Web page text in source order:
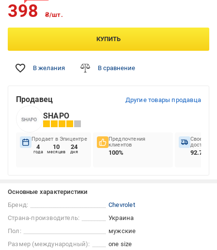
398 ₴/шт.
КУПИТЬ
В желания В сравнение
Продавец Другие товары продавца
SHAPO
Продает в Эпицентре
4
года
10
месяцев
24
дня
Предпочтения
клиентов
100%
доставок
92.73%
Основные характеристики
Бренд:
Chevrolet
Страна-производитель:
Украина
Пол:
мужские
Размер (международный):
one size